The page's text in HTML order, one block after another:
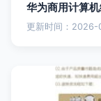
华为商用计算
更新时间：